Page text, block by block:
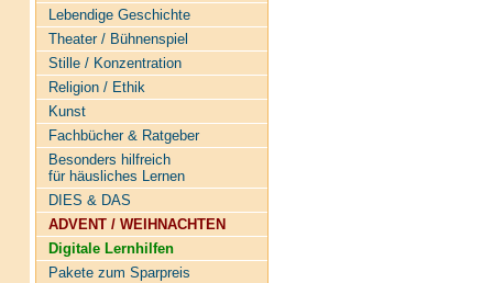
Lebendige Geschichte
Theater / Bühnenspiel
Stille / Konzentration
Religion / Ethik
Kunst
Fachbücher & Ratgeber
Besonders hilfreich
für häusliches Lernen
DIES & DAS
ADVENT / WEIHNACHTEN
Digitale Lernhilfen
Pakete zum Sparpreis